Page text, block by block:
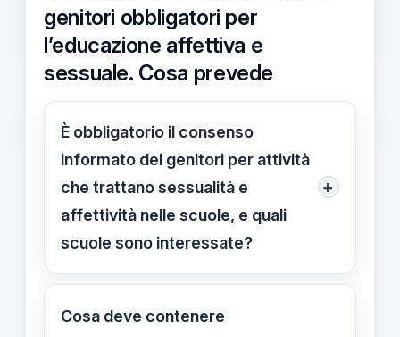
genitori obbligatori per
l’educazione affettiva e
sessuale. Cosa prevede
È obbligatorio il consenso
informato dei genitori per attività
che trattano sessualità e
affettività nelle scuole, e quali
scuole sono interessate?
+
Sì: è richiesto consenso scritto di
genitori o studenti maggiorenni per
Cosa deve contenere